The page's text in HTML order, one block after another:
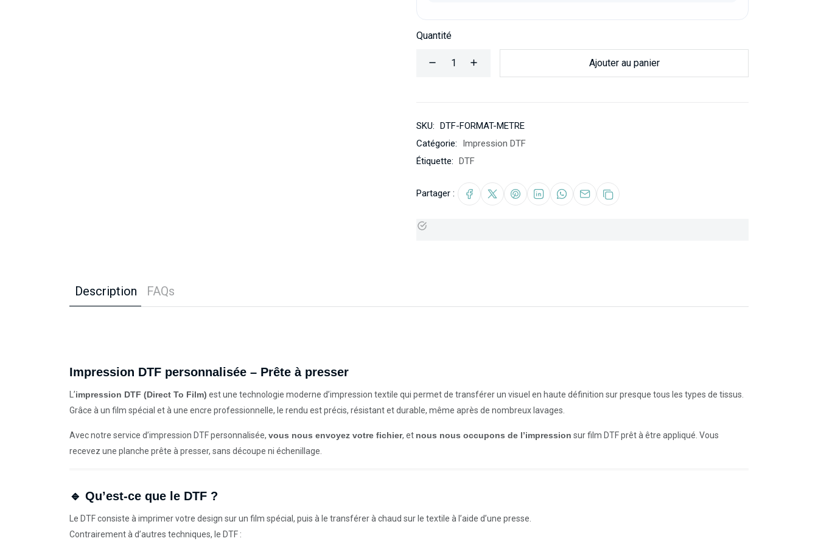
Quantité
Ajouter au panier
SKU: DTF-FORMAT-METRE
Catégorie:
Impression DTF
Étiquette: DTF
Partager :
Description FAQs
Impression DTF personnalisée – Prête à presser
L’impression DTF (Direct To Film) est une technologie moderne d’impression textile qui permet de transférer un visuel en haute définition sur presque tous les types de tissus.
Grâce à un film spécial et à une encre professionnelle, le rendu est précis, résistant et durable, même après de nombreux lavages.
Avec notre service d’impression DTF personnalisée, vous nous envoyez votre fichier, et nous nous occupons de l’impression sur film DTF prêt à être appliqué. Vous
recevez une planche prête à presser, sans découpe ni échenillage.
🔹 Qu’est-ce que le DTF ?
Le DTF consiste à imprimer votre design sur un film spécial, puis à le transférer à chaud sur le textile à l’aide d’une presse.
Contrairement à d’autres techniques, le DTF :